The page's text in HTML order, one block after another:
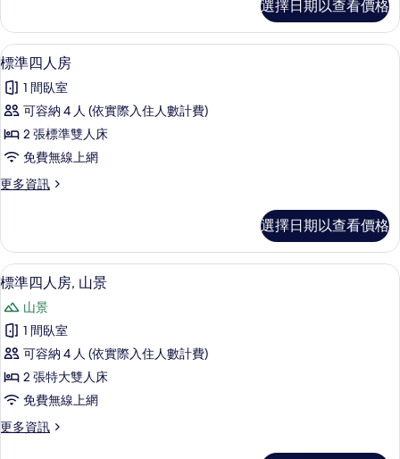
的
所
有
相
片
雙
人
房,
景
的
情
選擇日期以查看價格
顯
示
標
準
四
房
所
有
相
片
標準四人房 | 書桌、遮光布/窗簾、免
7
標準四人房
1 間臥室
可容納 4 人 (依實際入住人數計費)
2 張標準雙人床
免費無線上網
更多資訊
更
四
人
房
詳
情
選擇日期以查看價格
顯
示
標
準
四
人
山
標準四人房, 山景 | 書桌、遮光布/窗
5
標準四人房, 山景
山景
1 間臥室
可容納 4 人 (依實際入住人數計費)
2 張特大雙人床
免費無線上網
更多資訊
更